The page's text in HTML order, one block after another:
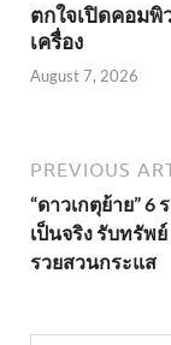
ตกใจเปิดคอมพิ
เครื่อง
August 7, 2026
PREVIOUS
“ดาวเกตุย้าย” 6
เป็นจริง รับทรัพ
รวยสวนกระแส